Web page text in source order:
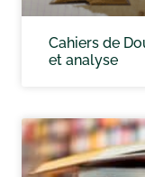
Cahiers de
et analyse